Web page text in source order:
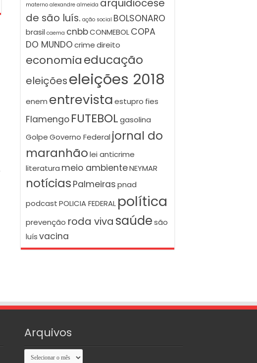
materno alexandre almeida arquidiocese
de são luís. ação social BOLSONARO
brasil caema cnbbCONMEBOLCOPA
DO MUNDOcrimedireito
economiaeducação
eleiçõeseleições 2018
enem entrevistaestupro fies
Flamengo FUTEBOLgasolina
GolpeGoverno Federal jornal do
maranhãolei anticrime
literatura meio ambienteNEYMAR
notícias Palmeiraspnad
podcastPOLICIA FEDERAL política
prevenção roda viva saúdesão
luísvacina
Arquivos
Arquivos